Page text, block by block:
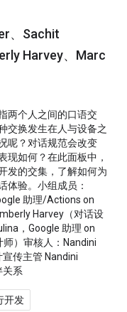
、Sachit
Harvey、Marc
两个人之间的口语交
交换发生在人与设备之
呢？对话规范会改变
现如何？在此面板中，
发的交集，了解如何为
体验。小组成员：
助理/Actions on
Harvey（对话设
，Google 助理 on
）审核人：Nandini
传主管 Nandini
系
开发